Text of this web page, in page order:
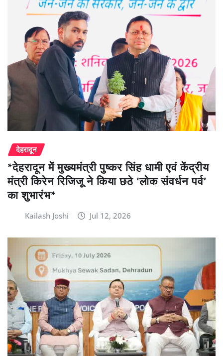
देहरादून
*देहरादून में मुख्यमंत्री पुष्कर सिंह धामी एवं केंद्रीय
मंत्री किरेन रिजिजू ने किया छठे ‘लोक संवर्धन पर्व’
का शुभारंभ*
Kailash Joshi Jul 12, 2026